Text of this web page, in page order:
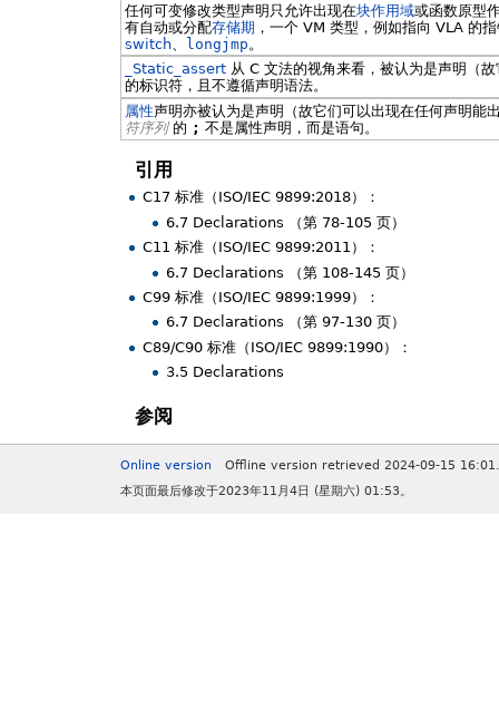
任何可变修改类型声明只允许出现在块作用域或函数原型
有自动或分配存储期 ，一个 VM 类型，例如指向 VLA 的
switch、 longjmp 。
_Static_assert从 C 文法的视角来看，被认为是声明（
的标识符，且不遵循声明语法。
属性声明亦被认为是声明（故它们可以出现在任何声明
符序列的 ; 不是属性声明，而是语句。
引用
C17 标准（ISO/IEC 9899:2018）：
6.7 Declarations （第 78-105 页）
C11 标准（ISO/IEC 9899:2011）：
6.7 Declarations （第 108-145 页）
C99 标准（ISO/IEC 9899:1999）：
6.7 Declarations （第 97-130 页）
C89/C90 标准（ISO/IEC 9899:1990）：
3.5 Declarations
参阅
Online version
Offline version retrieved 2024-09-15 16:01.
本页面最后修改于2023年11月4日 (星期六) 01:53。